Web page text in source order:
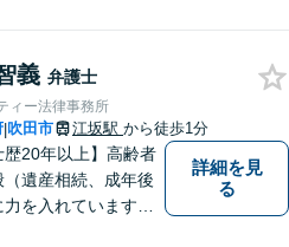
！まずは無料相談
ください。【完全個
義 弁護士
ィー法律事務所
|吹田市 江坂駅 から徒歩1分
歴20年以上】高齢者
（遺産相続、成年後
力を入れています。
詳細を見
る